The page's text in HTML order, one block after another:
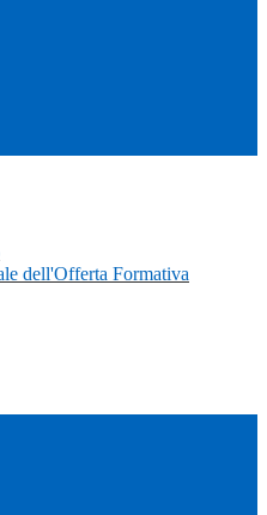
dell'Offerta Formativa